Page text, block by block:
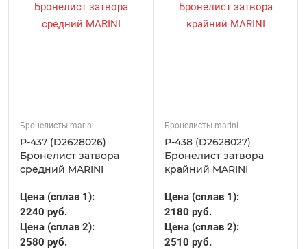
Бронелисты marini
Р-437 (D2628026)
Бронелист затвора
средний MARINI
Цена (сплав 1):
2240 руб.
Цена (сплав 2):
2580 руб.
Бронелисты marini
Р-438 (D2628027)
Бронелист затвора
крайний MARINI
Цена (сплав 1):
2180 руб.
Цена (сплав 2):
2510 руб.